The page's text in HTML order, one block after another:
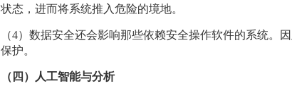
状态，进而将系统推入危险的境地。
（4）数据安全还会影响那些依赖安全操作软件的系统。
保护。
（四）人工智能与分析